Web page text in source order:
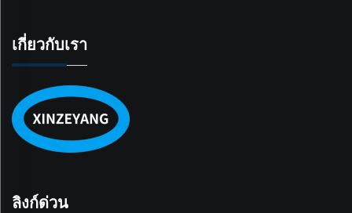
เกี่ยวกับเรา
ลิงก์ด่วน